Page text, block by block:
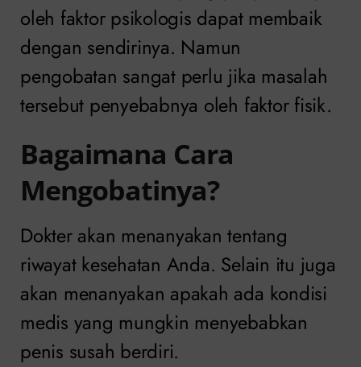
oleh faktor psikologis dapat membaik
dengan sendirinya. Namun
pengobatan sangat perlu jika masalah
tersebut penyebabnya oleh faktor fisik.
Bagaimana Cara
Mengobatinya?
Dokter akan menanyakan tentang
riwayat kesehatan Anda. Selain itu juga
akan menanyakan apakah ada kondisi
medis yang mungkin menyebabkan
penis susah berdiri.